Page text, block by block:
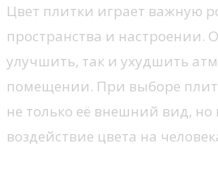
Цвет плитки играет важную
пространства и настроении.
улучшить, так и ухудшить
помещении. При выборе
не только её внешний вид, но
воздействие цвета на